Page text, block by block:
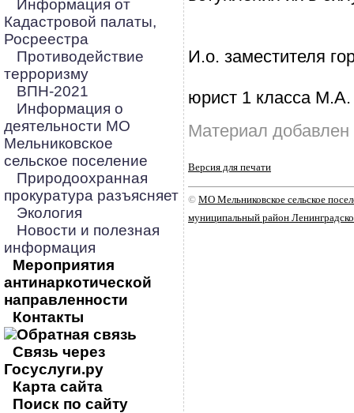
Информация от
Кадастровой палаты,
Росреестра
Противодействие
терроризму
ВПН-2021
Информация о
деятельности МО
Мельниковское
сельское поселение
Природоохранная
прокуратура разъясняет
Экология
Новости и полезная
информация
Мероприятия
антинаркотической
направленности
Контакты
Обратная связь
Связь через
Госуслуги.ру
Карта сайта
Поиск по сайту
И.о. заместителя
юрист 1 класса М.А.
Материал добавлен
Версия для печати
© МО Мельниковское сельское
муниципальный район